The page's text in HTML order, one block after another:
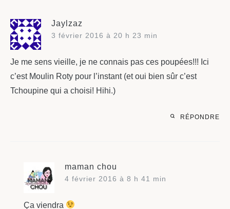
Jaylzaz
3 février 2016 à 20 h 23 min
Je me sens vieille, je ne connais pas ces poupées!!! Ici
c’est Moulin Roty pour l’instant (et oui bien sûr c’est
Tchoupine qui a choisi! Hihi.)
RÉPONDRE
maman chou
4 février 2016 à 8 h 41 min
Ça viendra